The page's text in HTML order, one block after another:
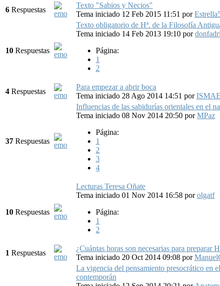
6 Respuestas
Texto "Sabios y Necios"
Tema iniciado 12 Feb 2015 11:51 por
10 Respuestas
Texto obligatorio de Hª. de la Filosofía
Tema iniciado 14 Feb 2013 19:10 por
Página:
1
2
4 Respuestas
Para empezar a abrir boca
Tema iniciado 28 Ago 2014 14:51 por
37 Respuestas
Influencias de las sabidurías orientales en el
Tema iniciado 08 Nov 2014 20:50 porMPaz
Página:
1
2
3
4
10 Respuestas
Lecturas Teresa Oñate
Tema iniciado 01 Nov 2014 16:58 porolgatf
Página:
1
2
1 Respuestas
¿Cuántas horas son necesarias para preparar
Tema iniciado 20 Oct 2014 09:08 por
La vigencia del pensamiento presocrático en
contemporán